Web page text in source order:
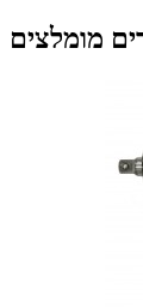
מומלצים